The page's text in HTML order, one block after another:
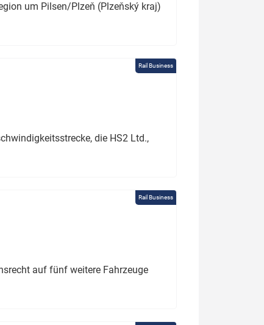
um Pilsen/Plzeň (Plzeňský kraj)
Rail Business
die HS2 Ltd.,
Rail Business
auf fünf weitere Fahrzeuge